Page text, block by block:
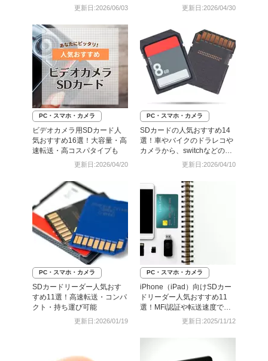
更新日:2026/06/03 更新日:2026/04/30
PC・スマホ・カメラ
ビデオカメラ用SDカード人
気おすすめ16選！大容量・高
速転送・高コスパタイプも
更新日:2026/04/20
PC・スマホ・カメラ
SDカードの人気おすすめ14
選！車やバイクのドラレコや
カメラから、switchなどのゲ
ーム用途まで更新日:2026/04/10
PC・スマホ・カメラ
SDカードリーダー人気おす
すめ11選！高速転送・コンパ
クト・持ち運び可能
更新日:2026/01/19
PC・スマホ・カメラ
iPhone（iPad）向けSDカー
ドリーダー人気おすすめ11
選！MFi認証や転送速度で選
更新日:2025/11/12